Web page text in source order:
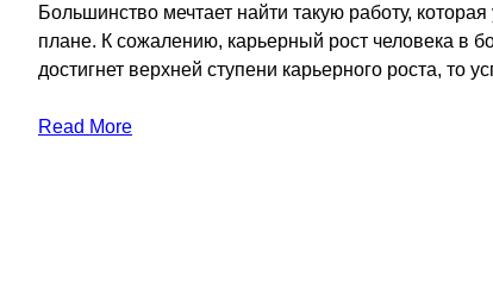
Большинство мечтает найти такую работу,
плане. К сожалению, карьерный рост человека в
достигнет верхней ступени карьерного роста, то
Read More